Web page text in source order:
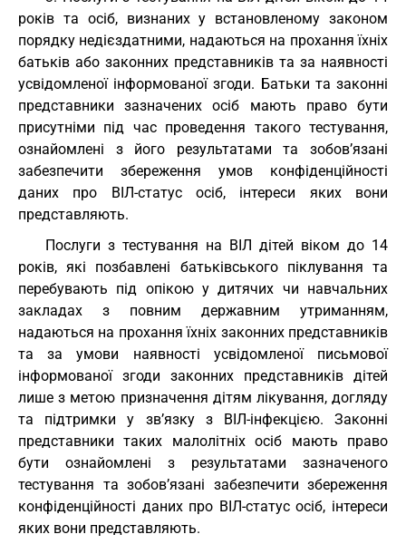
років та осіб, визнаних у встановленому законом
порядку недієздатними, надаються на прохання їхніх
батьків або законних представників та за наявності
усвідомленої інформованої згоди. Батьки та законні
представники зазначених осіб мають право бути
присутніми під час проведення такого тестування,
ознайомлені з його результатами та зобов’язані
забезпечити збереження умов конфіденційності
даних про ВІЛ-статус осіб, інтереси яких вони
представляють.
Послуги з тестування на ВІЛ дітей віком до 14
років, які позбавлені батьківського піклування та
перебувають під опікою у дитячих чи навчальних
закладах з повним державним утриманням,
надаються на прохання їхніх законних представників
та за умови наявності усвідомленої письмової
інформованої згоди законних представників дітей
лише з метою призначення дітям лікування, догляду
та підтримки у зв’язку з ВІЛ-інфекцією. Законні
представники таких малолітніх осіб мають право
бути ознайомлені з результатами зазначеного
тестування та зобов’язані забезпечити збереження
конфіденційності даних про ВІЛ-статус осіб, інтереси
яких вони представляють.